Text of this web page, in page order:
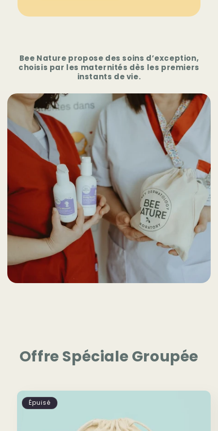
Bee Nature propose des soins d’exception,
choisis par les maternités dès les premiers
instants de vie.
Offre Spéciale Groupée
Épuisé